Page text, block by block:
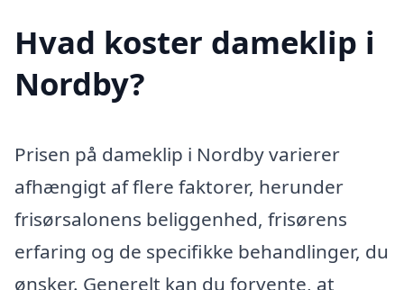
Hvad koster dameklip i
Nordby?
Prisen på dameklip i Nordby varierer
afhængigt af flere faktorer, herunder
frisørsalonens beliggenhed, frisørens
erfaring og de specifikke behandlinger, du
ønsker. Generelt kan du forvente, at